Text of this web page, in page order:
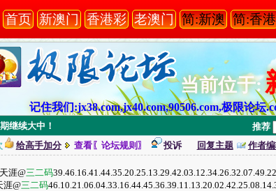
首页 新澳门 香港彩 老澳门 简:新澳 简:香港
当前位于:
记住我们:jx38.com,jx40.com,90506.com,极限论坛
继续大中！ 推荐
给高手加分 查看〖论坛规则〗 投诉 回复主题 作者
涯@三二码
涯@三二码